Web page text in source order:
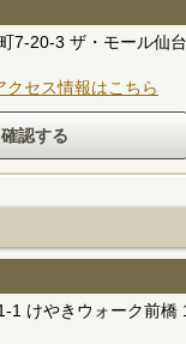
7-20-3 ザ・モール仙
セス情報はこちら
1 けやきウォーク前橋